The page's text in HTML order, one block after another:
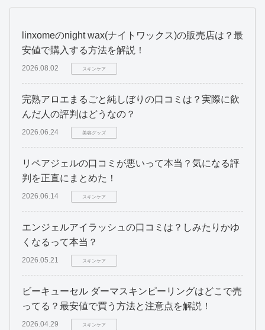
linxomeのnight wax(ナイトワックス)の販売店は？最
安値で購入する方法を解説！
2026.08.02 スキンケア
完熟アロエまるごと純しぼりの口コミは？実際に飲
んだ人の評判はどうなの？
2026.06.24 美容グッズ
リペアジェルの口コミが悪いって本当？気になる評
判を正直にまとめた！
2026.06.14 スキンケア
エンジェルアイラッシュの口コミは？しみたりかゆ
くなるって本当？
2026.05.21 スキンケア
ビーキューセル ダーマスキンピーリングはどこで売
ってる？最安値で買う方法と注意点を解説！
2026.04.29 スキンケア